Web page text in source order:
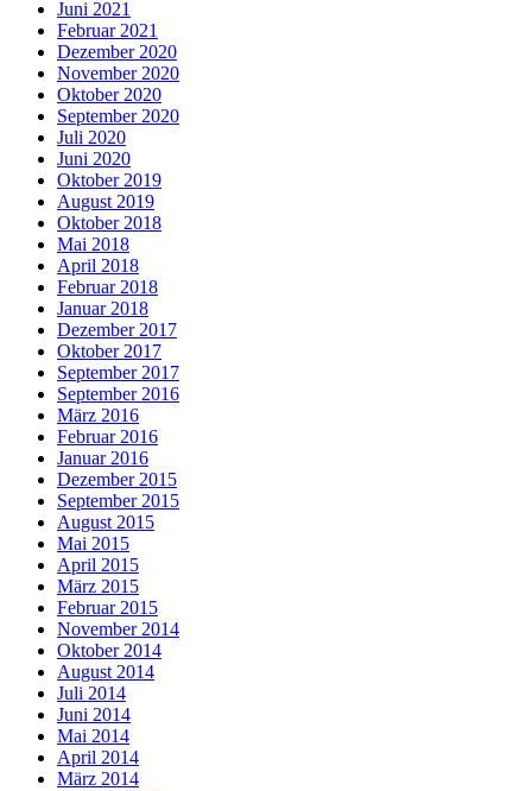
Juni 2021
Februar 2021
Dezember 2020
November 2020
Oktober 2020
September 2020
Juli 2020
Juni 2020
Oktober 2019
August 2019
Oktober 2018
Mai 2018
April 2018
Februar 2018
Januar 2018
Dezember 2017
Oktober 2017
September 2017
September 2016
März 2016
Februar 2016
Januar 2016
Dezember 2015
September 2015
August 2015
Mai 2015
April 2015
März 2015
Februar 2015
November 2014
Oktober 2014
August 2014
Juli 2014
Juni 2014
Mai 2014
April 2014
März 2014